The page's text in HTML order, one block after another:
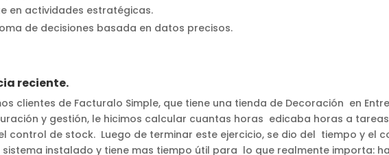
en actividades estratégicas.
de decisiones basada en datos precisos.
reciente.
clientes de Facturalo Simple, que tiene una tienda de Decoración en
y gestión, le hicimos calcular cuantas horas edicaba horas a
control de stock. Luego de terminar este ejercicio, se dio del tiempo y el
sistema instalado y tiene mas tiempo útil para lo que realmente importa: